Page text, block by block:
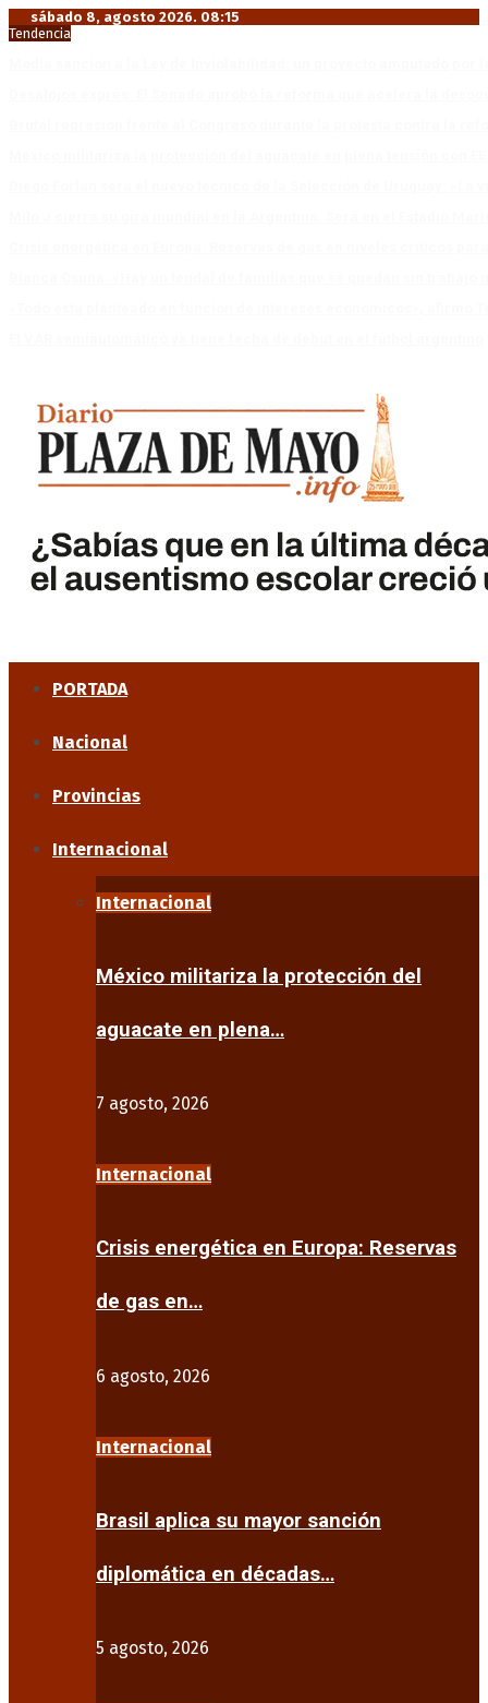
sábado 8, agosto 2026. 08:15
Tendencia
PORTADA
Nacional
Provincias
Internacional
Internacional
México militariza la protección del
aguacate en plena…
7 agosto, 2026
Internacional
Crisis energética en Europa: Reservas
de gas en…
6 agosto, 2026
Internacional
Brasil aplica su mayor sanción
diplomática en décadas…
5 agosto, 2026